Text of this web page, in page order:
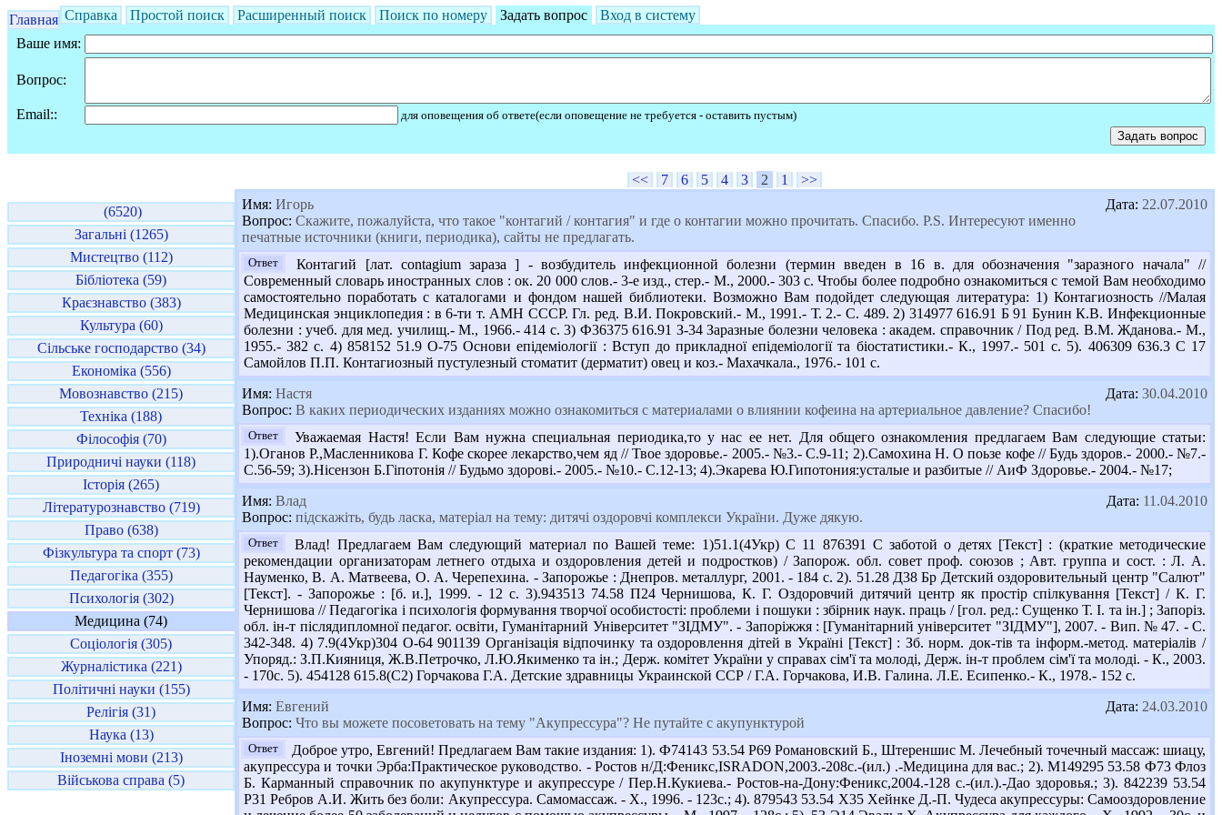
Главная Справка Простой поиск Расширенный поиск Поиск по номеру Задать вопрос
Вход в систему
Ваше имя:
Вопрос:
Email:: для оповещения об ответе(если оповещение не требуется - оставить пустым)
(6520)
Загальні (1265)
Мистецтво (112)
Бібліотека (59)
Краєзнавство (383)
Культура (60)
Сільське господарство (34)
Економіка (556)
Мовознавство (215)
Техніка (188)
Філософія (70)
Природничі науки (118)
Історія (265)
Літературознавство (719)
Право (638)
Фізкультура та спорт (73)
Педагогіка (355)
Психологія (302)
Медицина (74)
Соціологія (305)
Журналістика (221)
Політичні науки (155)
Релігія (31)
Наука (13)
Іноземні мови (213)
Військова справа (5)
<< 7 6 5 4 3 2 1
>>
Дата: 22.07.2010
Имя: Игорь
Вопрос: Скажите, пожалуйста, что такое "контагий / контагия" и где о контагии можно прочитать. Спасибо. P.S. Интересуют именно
печатные источники (книги, периодика), сайты не предлагать.
Ответ
Контагий [лат. contagium зараза ] - возбудитель инфекционной болезни (термин введен в 16 в. для обозначения "заразного начала" //
Современный словарь иностранных слов : ок. 20 000 слов.- 3-е изд., стер.- М., 2000.- 303 с. Чтобы более подробно ознакомиться с темой Вам необходимо
самостоятельно поработать с каталогами и фондом нашей библиотеки. Возможно Вам подойдет следующая литература: 1) Контагиозность //Малая
Медицинская энциклопедия : в 6-ти т. АМН СССР. Гл. ред. В.И. Покровский.- М., 1991.- Т. 2.- С. 489. 2) 314977 616.91 Б 91 Бунин К.В. Инфекционные
болезни : учеб. для мед. училищ.- М., 1966.- 414 с. 3) Ф36375 616.91 З-34 Заразные болезни человека : академ. справочник / Под ред. В.М. Жданова.- М.,
1955.- 382 с. 4) 858152 51.9 О-75 Основи епідеміології : Вступ до прикладної епідеміології та біостатистики.- К., 1997.- 501 с. 5). 406309 636.3 С 17
Самойлов П.П. Контагиозный пустулезный стоматит (дерматит) овец и коз.- Махачкала., 1976.- 101 с.
Дата: 30.04.2010
Имя: Настя
Вопрос: В каких периодических изданиях можно ознакомиться с материалами о влиянии кофеина на артериальное давление? Спасибо!
Ответ
Уважаемая Настя! Если Вам нужна специальная периодика,то у нас ее нет. Для общего ознакомления предлагаем Вам следующие статьи:
1).Оганов Р.,Масленникова Г. Кофе скорее лекарство,чем яд // Твое здоровье.- 2005.- №3.- С.9-11; 2).Самохина Н. О поьзе кофе // Будь здоров.- 2000.- №7.-
С.56-59; 3).Нісензон Б.Гіпотонія // Будьмо здорові.- 2005.- №10.- С.12-13; 4).Экарева Ю.Гипотония:усталые и разбитые // АиФ Здоровье.- 2004.- №17;
Дата: 11.04.2010
Имя: Влад
Вопрос: підскажіть, будь ласка, матеріал на тему: дитячі оздоровчі комплекси України. Дуже дякую.
Ответ
Влад! Предлагаем Вам следующий материал по Вашей теме: 1)51.1(4Укр) С 11 876391 С заботой о детях [Текст] : (краткие методические
рекомендации организаторам летнего отдыха и оздоровления детей и подростков) / Запорож. обл. совет проф. союзов ; Авт. группа и сост. : Л. А.
Науменко, В. А. Матвеева, О. А. Черепехина. - Запорожье : Днепров. металлург, 2001. - 184 с. 2). 51.28 Д38 Бр Детский оздоровительный центр "Салют"
[Текст]. - Запорожье : [б. и.], 1999. - 12 с. 3).943513 74.58 П24 Чернишова, К. Г. Оздоровчий дитячий центр як простір спілкування [Текст] / К. Г.
Чернишова // Педагогіка і психологія формування творчої особистості: проблеми і пошуки : збірник наук. праць / [гол. ред.: Сущенко Т. І. та ін.] ; Запоріз.
обл. ін-т післядипломної педагог. освіти, Гуманітарний Університет "ЗІДМУ". - Запоріжжя : [Гуманітарний університет "ЗІДМУ"], 2007. - Вип. № 47. - С.
342-348. 4) 7.9(4Укр)304 О-64 901139 Організація відпочинку та оздоровлення дітей в Україні [Текст] : Зб. норм. док-тів та інформ.-метод. матеріалів /
Упоряд.: З.П.Кияниця, Ж.В.Петрочко, Л.Ю.Якименко та ін.; Держ. комітет України у справах сім'ї та молоді, Держ. ін-т проблем сім'ї та молоді. - К., 2003.
- 170с. 5). 454128 615.8(С2) Горчакова Г.А. Детские здравницы Украинской ССР / Г.А. Горчакова, И.В. Галина. Л.Е. Есипенко.- К., 1978.- 152 с.
Дата: 24.03.2010
Имя: Евгений
Вопрос: Что вы можете посоветовать на тему "Акупрессура"? Не путайте с акупунктурой
Ответ
Доброе утро, Евгений! Предлагаем Вам такие издания: 1). Ф74143 53.54 Р69 Романовский Б., Штереншис М. Лечебный точечный массаж: шиацу,
акупрессура и точки Эрба:Практическое руководство. - Ростов н/Д:Феникс,ISRADON,2003.-208с.-(ил.) .-Медицина для вас.; 2). М149295 53.58 Ф73 Флоз
Б. Карманный справочник по акупунктуре и акупрессуре / Пер.Н.Кукиева.- Ростов-на-Дону:Феникс,2004.-128 с.-(ил.).-Дао здоровья.; 3). 842239 53.54
Р31 Ребров А.И. Жить без боли: Акупрессура. Самомассаж. - Х., 1996. - 123с.; 4). 879543 53.54 Х35 Хейнке Д.-П. Чудеса акупрессуры: Самооздоровление